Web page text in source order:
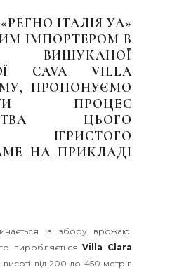
ІТАЛІЯ УА»
ІМПОРТЕРОМ В
ВИШУКАНОЇ
CAVA
VILLA
ПРОПОНУЄМО
ПРОЦЕС
ЦЬОГО
ІГРИСТОГО
НА ПРИКЛАДІ
із збору врожаю.
виробляєтьсяVilla Clara
від 200 до 450 метрів